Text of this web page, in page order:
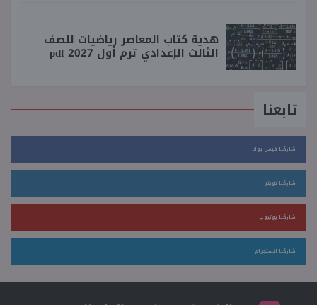
هدية كتاب المعاصر رياضيات للصف
الثالث الإعدادي ترم أول 2027 pdf
تابعنا
شاركنا فيس بوك
شاركنا تويتر
شاركنا يوتيوب
شاركنا انستجرام